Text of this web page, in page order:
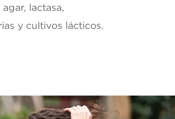
lactasa,
y cultivos lácticos.